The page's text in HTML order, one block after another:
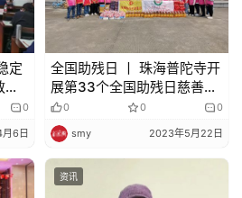
定
行 0
6日
全国助残日 丨 珠海普陀寺开
展第33个全国助残日慈善公
益活动
0 0 0
smy 2023年5月22日
资讯